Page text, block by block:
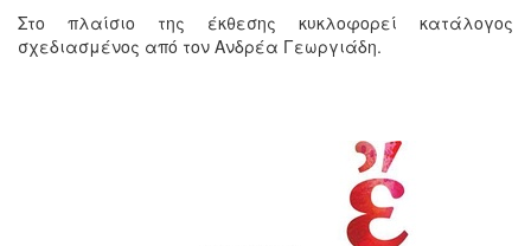
Στο πλαίσιο της έκθεσης κυκλοφορεί κατάλογος
σχεδιασμένος από τον Ανδρέα Γεωργιάδη.